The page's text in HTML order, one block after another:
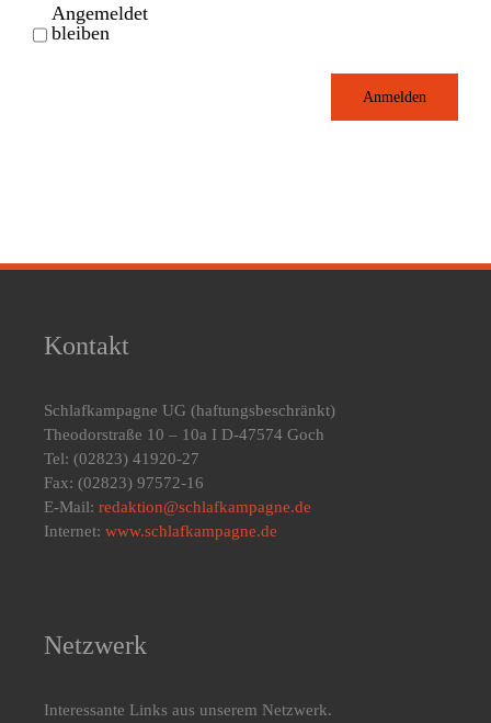
Angemeldet
bleiben
Anmelden
Kontakt
Schlafkampagne UG (haftungsbeschränkt)
Theodorstraße 10 – 10a I D-47574 Goch
Tel: (02823) 41920-27
Fax: (02823) 97572-16
E-Mail: redaktion@schlafkampagne.de
Internet: www.schlafkampagne.de
Netzwerk
Interessante Links aus unserem Netzwerk.